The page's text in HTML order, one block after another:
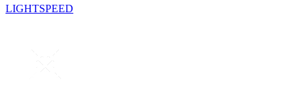
LIGHTSPEED